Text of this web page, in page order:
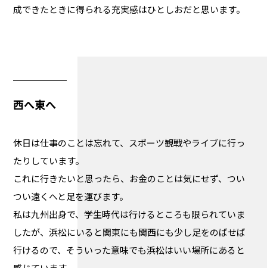
成できたときに得られる充実感はひとしおだと思います。
西へ東へ
休日は仕事のことは忘れて、スポーツ観戦やライブに行っ
たりしています。
これに行きたいと思ったら、お金のことは気にせず、つい
つい遠くへと足を運びます。
私は九州出身で、学生時代は行けるところも限られていま
したが、浜松にいると関東にも関西にも少し足をのばせば
行けるので、そういった意味でも浜松はいい場所にあると